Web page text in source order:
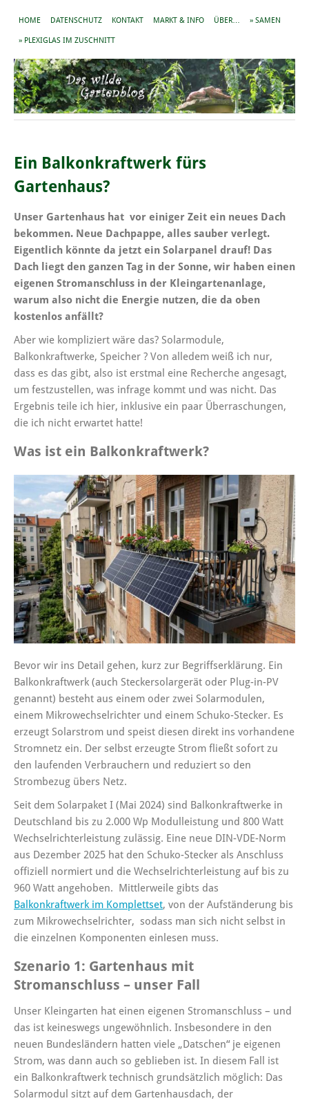
HOME DATENSCHUTZ KONTAKT MARKT & INFO ÜBER… » SAMEN
» PLEXIGLAS IM ZUSCHNITT
Ein Balkonkraftwerk fürs
Gartenhaus?
Unser Gartenhaus hat vor einiger Zeit ein neues Dach
bekommen. Neue Dachpappe, alles sauber verlegt.
Eigentlich könnte da jetzt ein Solarpanel drauf! Das
Dach liegt den ganzen Tag in der Sonne, wir haben einen
eigenen Stromanschluss in der Kleingartenanlage,
warum also nicht die Energie nutzen, die da oben
kostenlos anfällt?
Aber wie kompliziert wäre das? Solarmodule,
Balkonkraftwerke, Speicher ? Von alledem weiß ich nur,
dass es das gibt, also ist erstmal eine Recherche angesagt,
um festzustellen, was infrage kommt und was nicht. Das
Ergebnis teile ich hier, inklusive ein paar Überraschungen,
die ich nicht erwartet hatte!
Was ist ein Balkonkraftwerk?
Bevor wir ins Detail gehen, kurz zur Begriffserklärung. Ein
Balkonkraftwerk (auch Steckersolargerät oder Plug-in-PV
genannt) besteht aus einem oder zwei Solarmodulen,
einem Mikrowechselrichter und einem Schuko-Stecker. Es
erzeugt Solarstrom und speist diesen direkt ins vorhandene
Stromnetz ein. Der selbst erzeugte Strom fließt sofort zu
den laufenden Verbrauchern und reduziert so den
Strombezug übers Netz.
Seit dem Solarpaket I (Mai 2024) sind Balkonkraftwerke in
Deutschland bis zu 2.000 Wp Modulleistung und 800 Watt
Wechselrichterleistung zulässig. Eine neue DIN-VDE-Norm
aus Dezember 2025 hat den Schuko-Stecker als Anschluss
offiziell normiert und die Wechselrichterleistung auf bis zu
960 Watt angehoben. Mittlerweile gibts das
Balkonkraftwerk im Komplettset, von der Aufständerung bis
zum Mikrowechselrichter, sodass man sich nicht selbst in
die einzelnen Komponenten einlesen muss.
Szenario 1: Gartenhaus mit
Stromanschluss – unser Fall
Unser Kleingarten hat einen eigenen Stromanschluss – und
das ist keineswegs ungewöhnlich. Insbesondere in den
neuen Bundesländern hatten viele „Datschen“ je eigenen
Strom, was dann auch so geblieben ist. In diesem Fall ist
ein Balkonkraftwerk technisch grundsätzlich möglich: Das
Solarmodul sitzt auf dem Gartenhausdach, der